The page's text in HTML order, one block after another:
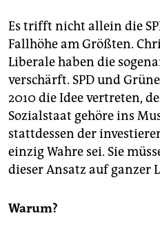
Es trifft nicht allein die
Fallhöhe am Größten.
Liberale haben die
verschärft. SPD und
2010 die Idee vertreten,
Sozialstaat gehöre ins
stattdessen der
einzig Wahre sei. Sie
dieser Ansatz auf ganzer
Warum?